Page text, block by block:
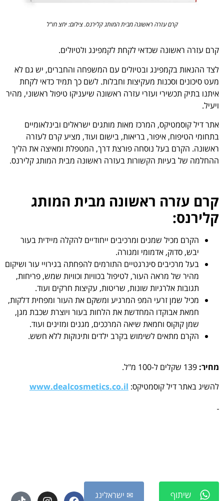
קרם עזרה ראשונה מבית המותג קלירנס. צילום: יחצ חו"ל
קרם עזרה ראשונה שכדאי לקחת לקמפינג ולטיולים.
לצד ההנאות בקמפינג ובטיולים עם המשפחה והחברים, יש גם לא
מעט סיכונים וסכנות מעקיצות וחבלות. לשם כך תמיד כדאי לקחת
איתנו בתיק תכשירי ועזרי עזרה ראשונה שיעניקו טיפול ראשוני, מהיר
ויעיל.
אתר דיל קוסמטיקס, המרכז מאות מותגים ישראלים ובינלאומיים
בתחומי הטיפוח, איפור, בריאות, בישום ועוד, מציע קרם לעזרה
ראשונה. הקרם בעל נוסחה פורצת דרך, המטפלת ומאיצה את הליך
ההחלמה של בעיות הקשורות בעזרה ראשונה מבית המותג קלירנס.
קרם עזרה ראשונה מבית המותג
קלירנס:
הקרם מכיל שמנים ומרכיבים ייחודיים להקלה מיידית בעור
יבש, סדוק, אדמומי ומגורה.
בעל מרכיבים סינרגטיים התורמים להפחתה בגירויי עור ושיקום
מהיר של מראה העור, לטיפול בכוויות וכוויות שמש, פריחות,
תגובות אלרגיות שונות, שריטות, עקיצות חרקים ועוד.
מכיל שמן זרעי המפ המרגיע ומשקם את העור ומפחית דלקות,
חמאת אבוקדו המחדשת את הלחות בעור ויוצרת שכבת מגן,
שמן קוקוס וחמאת שיאה המרככים, מגנים ומזינים ועוד.
הקרם מתאים לשימוש בקרב ילדים ותינוקות ללא חשש.
מחיר:
להשיג באתר דיל קוסמטיקס: www.dealcosmetics.co.il
שיתוף ✉ ישראלינג